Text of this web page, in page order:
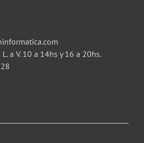
a V. 10 a 14hs y 16 a 20hs.